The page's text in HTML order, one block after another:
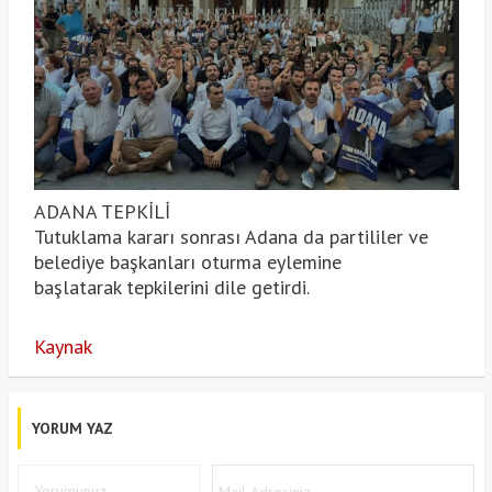
ADANA TEPKİLİ
Tutuklama kararı sonrası Adana da partililer ve
belediye başkanları oturma eylemine
başlatarak tepkilerini dile getirdi.
Kaynak
YORUM YAZ